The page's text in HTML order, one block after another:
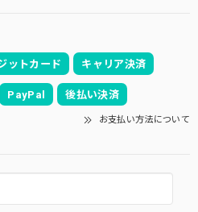
ットカード キャリア決済
PayPal 後払い決済
お支払い方法について